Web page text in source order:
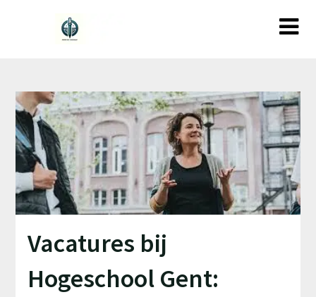
Vacatures bij
Hogeschool Gent: